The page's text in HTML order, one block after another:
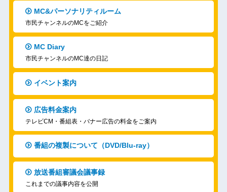
MC&パーソナリティルーム
市民チャンネルのMCをご紹介
MC Diary
市民チャンネルのMC達の日記
イベント案内
広告料金案内
テレビCM・番組表・バナー広告の料金をご案内
番組の複製について（DVD/Blu-ray）
放送番組審議会議事録
これまでの議事内容を公開